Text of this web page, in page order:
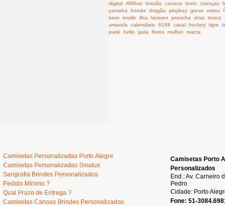
digital r990un brasão caneca texto crianças
yamaha
honda dragão playboy greve estou
beer inside ilha heaven prancha drop toxico
amarela
calendário 6188 casal hockey tigre
punk hello gata flores mulher marca
Camisetas Personalizadas Porto Alegre
Camisetas Personalizadas Sinalux
Serigrafia Brindes Personalizados
Pedido Mínimo ?
Qual Prazo de Entrega ?
Camisetas Canoas Brindes Personalizados
Camisetas Porto
Personalizados
End.: Av. Carneiro
Pedro
Cidade: Porto
Fone: 51-